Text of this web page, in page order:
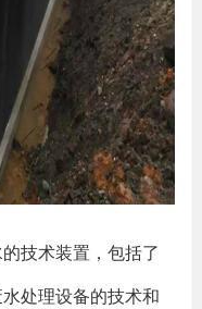
技术装置，包括了
处理设备的技术和